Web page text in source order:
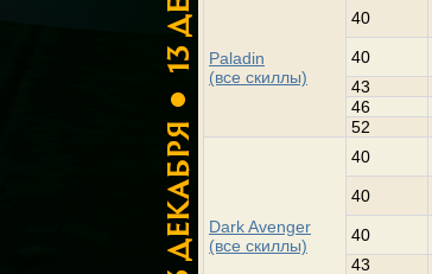
Paladin
(все скиллы)
40
40
43
46
52
Dark Avenger
(все скиллы)
40
40
40
43